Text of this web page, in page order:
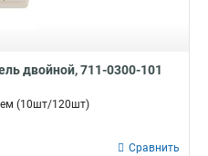
двойной, 711-0300-101
(10шт/120шт)
Сравнить